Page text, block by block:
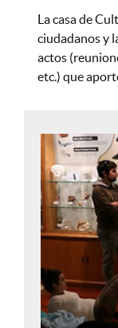
La casa de
ciudadanos y
actos
etc.) que